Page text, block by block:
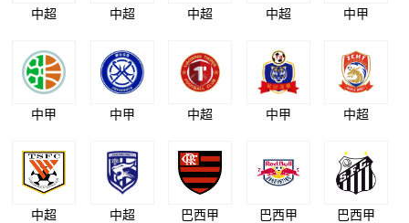
中超 中超 中超 中超 中甲
中甲 中甲 中超 中甲 中超
中超 中超 巴西甲 巴西甲 巴西甲